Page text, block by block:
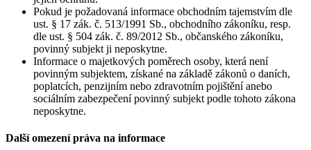
Pokud je požadovaná informace obchodním tajemstvím dle
ust. § 17 zák. č. 513/1991 Sb., obchodního zákoníku, resp.
dle ust. § 504 zák. č. 89/2012 Sb., občanského zákoníku,
povinný subjekt ji neposkytne.
Informace o majetkových poměrech osoby, která není
povinným subjektem, získané na základě zákonů o daních,
poplatcích, penzijním nebo zdravotním pojištění anebo
sociálním zabezpečení povinný subjekt podle tohoto zákona
neposkytne.
Další omezení práva na informace